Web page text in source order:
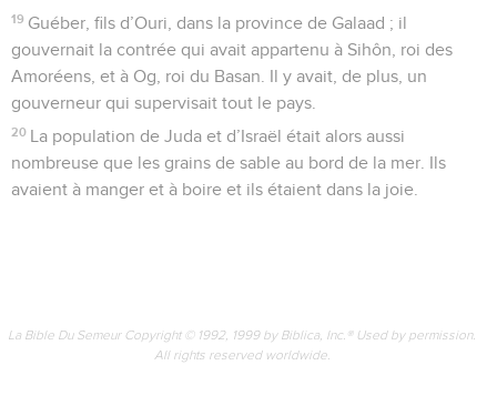
19 Guéber, fils d’Ouri, dans la province de Galaad ; il
gouvernait la contrée qui avait appartenu à Sihôn, roi des
Amoréens, et à Og, roi du Basan. Il y avait, de plus, un
gouverneur qui supervisait tout le pays.
20 La population de Juda et d’Israël était alors aussi
nombreuse que les grains de sable au bord de la mer. Ils
avaient à manger et à boire et ils étaient dans la joie.
La Bible Du Semeur Copyright © 1992, 1999 by Biblica, Inc.® Used by permission.
All rights reserved worldwide.